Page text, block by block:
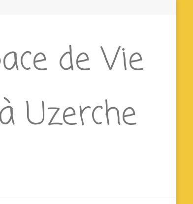
de Vie
Uzerche